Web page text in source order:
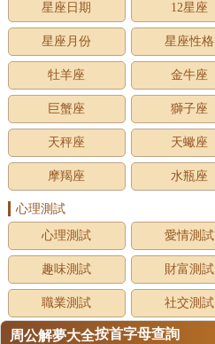
星座日期 12星座
星座月份 星座性格
牡羊座 金牛座
巨蟹座 獅子座
天秤座 天蠍座
摩羯座 水瓶座
心理測試
心理測試
愛情測試
趣味測試 財富測試
職業測試 社交測試
周公解夢大全按首字母查詢